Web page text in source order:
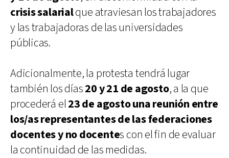
crisis salarialque atraviesan los trabajadores
y las trabajadoras de las universidades
públicas.
Adicionalmente, la protesta tendrá lugar
también los días20 y 21 de agosto, a la que
procederá el23 de agosto una reunión entre
los/as representantes de las federaciones
docentes y no docentes con el fin de evaluar
la continuidad de las medidas.